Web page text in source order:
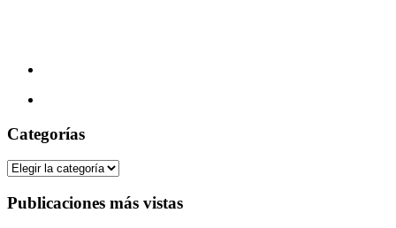
Categorías
Categorías
Publicaciones más vistas